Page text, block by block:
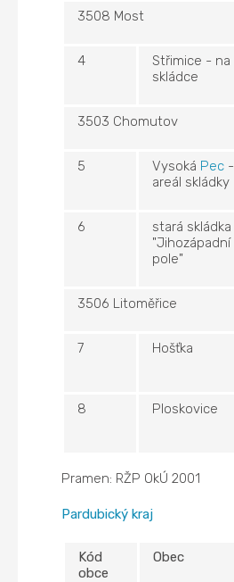
3508 Most
4
Střimice - na
skládce
3503 Chomutov
5 Vysoká Pec -
areál skládky
6
stará skládka
"Jihozápadní
pole"
3506 Litoměřice
7 Hošťka
8 Ploskovice
Pramen: RŽP OkÚ 2001
Pardubický kraj
Kód
obce
Obec